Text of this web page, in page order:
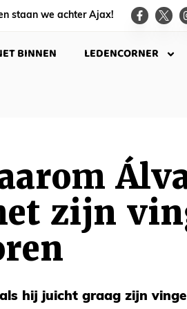
staan we achter Ajax!
BINNEN LEDENCORNER
zijn
hij juicht graag zijn